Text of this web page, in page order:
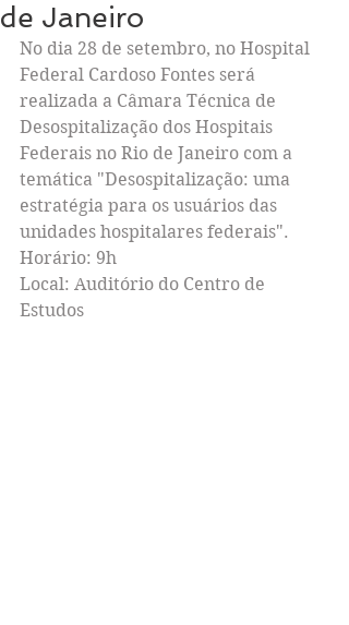
de Janeiro
No dia 28 de setembro, no Hospital
Federal Cardoso Fontes será
realizada a Câmara Técnica de
Desospitalização dos Hospitais
Federais no Rio de Janeiro com a
temática "Desospitalização: uma
estratégia para os usuários das
unidades hospitalares federais".
Horário: 9h
Local: Auditório do Centro de
Estudos